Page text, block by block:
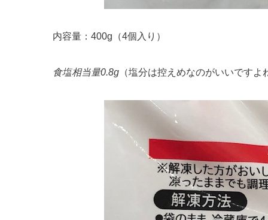
内容量：400g（4個入り）
食塩相当量0.8g （塩分は控えめなのがいいですよ